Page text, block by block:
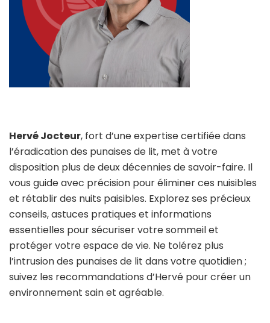
Hervé Jocteur, fort d’une expertise certifiée dans
l’éradication des punaises de lit, met à votre
disposition plus de deux décennies de savoir-faire. Il
vous guide avec précision pour éliminer ces nuisibles
et rétablir des nuits paisibles. Explorez ses précieux
conseils, astuces pratiques et informations
essentielles pour sécuriser votre sommeil et
protéger votre espace de vie. Ne tolérez plus
l’intrusion des punaises de lit dans votre quotidien ;
suivez les recommandations d’Hervé pour créer un
environnement sain et agréable.